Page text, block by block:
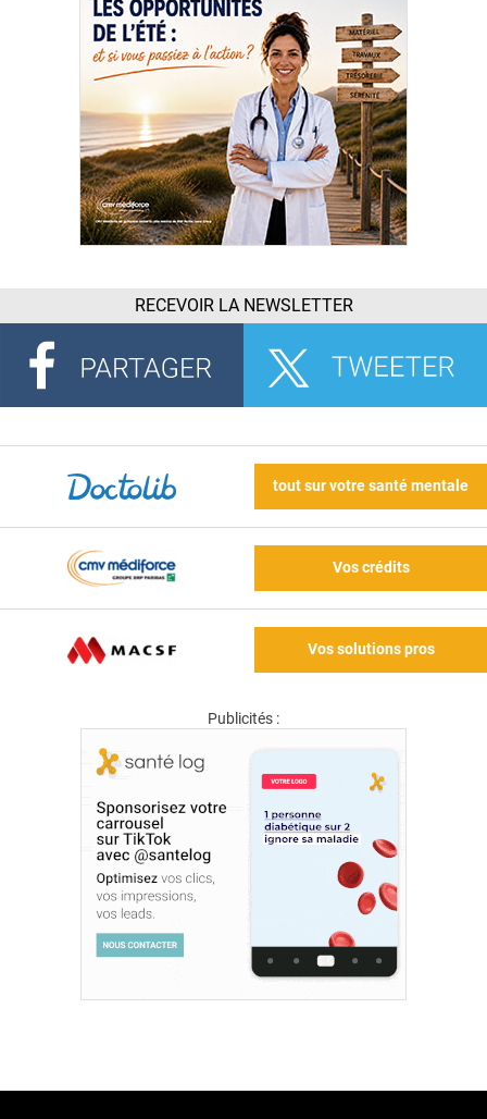
RECEVOIR LA NEWSLETTER
tout sur votre santé mentale
Vos crédits
Vos solutions pros
Publicités :